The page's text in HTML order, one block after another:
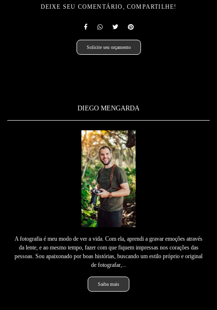
DEIXE SEU COMENTÁRIO, COMPARTILHE!
Solicite seu orçamento
DIEGO MENGARDA
A fotografia é meu modo de ver a vida. Com ela, aprendi a gravar emoções através
da lente, e ao mesmo tempo, fazer com que fiquem impressas nos corações das
pessoas. Sou apaixonado por boas histórias, buscando um estilo próprio e original
de fotografar,...
Saiba mais